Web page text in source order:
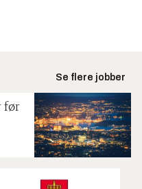
Se flere jobber
før